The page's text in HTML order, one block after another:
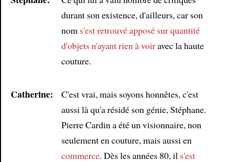
durant son existence, d'ailleurs, car son
nom s'est retrouvé apposé sur quantité
d'objetsn'ayant rien à voiravec la haute
couture.
Catherine:
C'est vrai, mais soyons honnêtes, c'est
aussi là qu'a résidé son génie, Stéphane.
Pierre Cardin a été un visionnaire, non
seulement en couture, mais aussi en
commerce. Dès les années 80, il s'est